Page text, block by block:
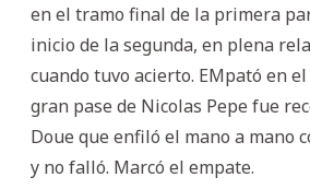
en el tramo final de la primera
inicio de la segunda, en plena
cuando tuvo acierto. EMpató en
gran pase de Nicolas Pepe fue
Doue que enfiló el mano a mano
y no falló. Marcó el empate.